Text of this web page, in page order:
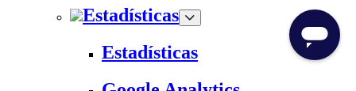
Estadísticas
Estadísticas